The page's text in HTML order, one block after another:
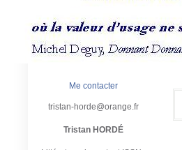
Me contacter
tristan-horde@orange.fr
Tristan HORDÉ